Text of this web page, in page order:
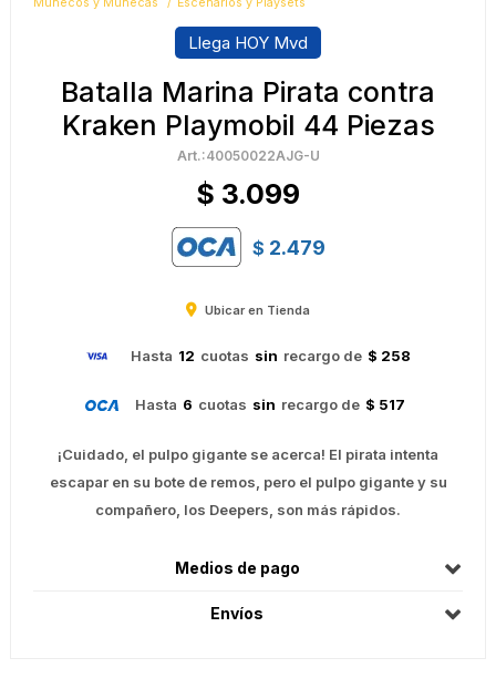
Muñecos y Muñecas Escenarios y Playsets
Llega HOY Mvd
Batalla Marina Pirata contra
Kraken Playmobil 44 Piezas
40050022AJG-U
$ 3.099
$ 2.479
Ubicar en Tienda
Hasta 12 cuotas sin recargo de $ 258
Hasta 6 cuotas sin recargo de $ 517
¡Cuidado, el pulpo gigante se acerca! El pirata intenta
escapar en su bote de remos, pero el pulpo gigante y su
compañero, los Deepers, son más rápidos.
Medios de pago
Envíos